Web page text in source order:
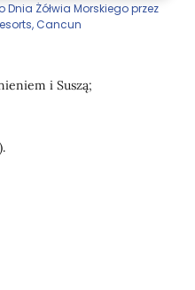
Żółwia Morskiego przez
Cancun
i Suszą;